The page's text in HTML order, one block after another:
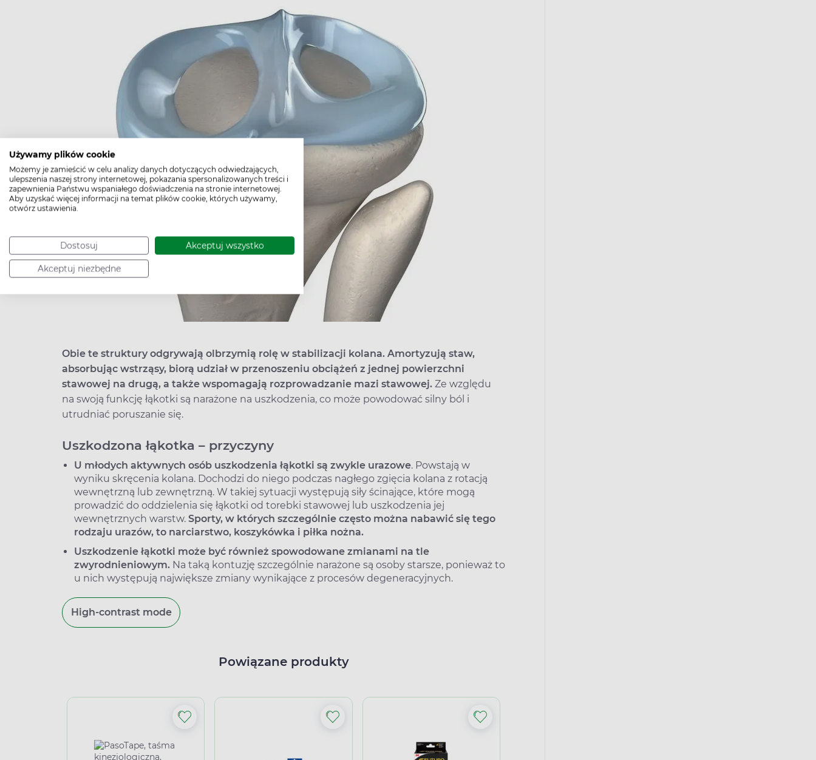
Używamy plików cookie
Możemy je zamieścić w celu analizy danych dotyczących odwiedzających,
ulepszenia naszej strony internetowej, pokazania spersonalizowanych treści i
zapewnienia Państwu wspaniałego doświadczenia na stronie internetowej.
Aby uzyskać więcej informacji na temat plików cookie, których używamy,
otwórz ustawienia.
Dostosuj Akceptuj wszystko
Akceptuj niezbędne
Obie te struktury odgrywają olbrzymią rolę w stabilizacji kolana. Amortyzują staw,
absorbując wstrząsy, biorą udział w przenoszeniu obciążeń z jednej powierzchni
stawowej na drugą, a także wspomagają rozprowadzanie mazi stawowej. Ze względu
na swoją funkcję łąkotki są narażone na uszkodzenia, co może powodować silny ból i
utrudniać poruszanie się.
Uszkodzona łąkotka – przyczyny
U młodych aktywnych osób uszkodzenia łąkotki są zwykle urazowe. Powstają w
wyniku skręcenia kolana. Dochodzi do niego podczas nagłego zgięcia kolana z rotacją
wewnętrzną lub zewnętrzną. W takiej sytuacji występują siły ścinające, które mogą
prowadzić do oddzielenia się łąkotki od torebki stawowej lub uszkodzenia jej
wewnętrznych warstw. Sporty, w których szczególnie często można nabawić się tego
rodzaju urazów, to narciarstwo, koszykówka i piłka nożna.
Uszkodzenie łąkotki może być również spowodowane zmianami na tle
zwyrodnieniowym. Na taką kontuzję szczególnie narażone są osoby starsze, ponieważ to
u nich występują największe zmiany wynikające z procesów degeneracyjnych.
High-contrast mode
Powiązane produkty